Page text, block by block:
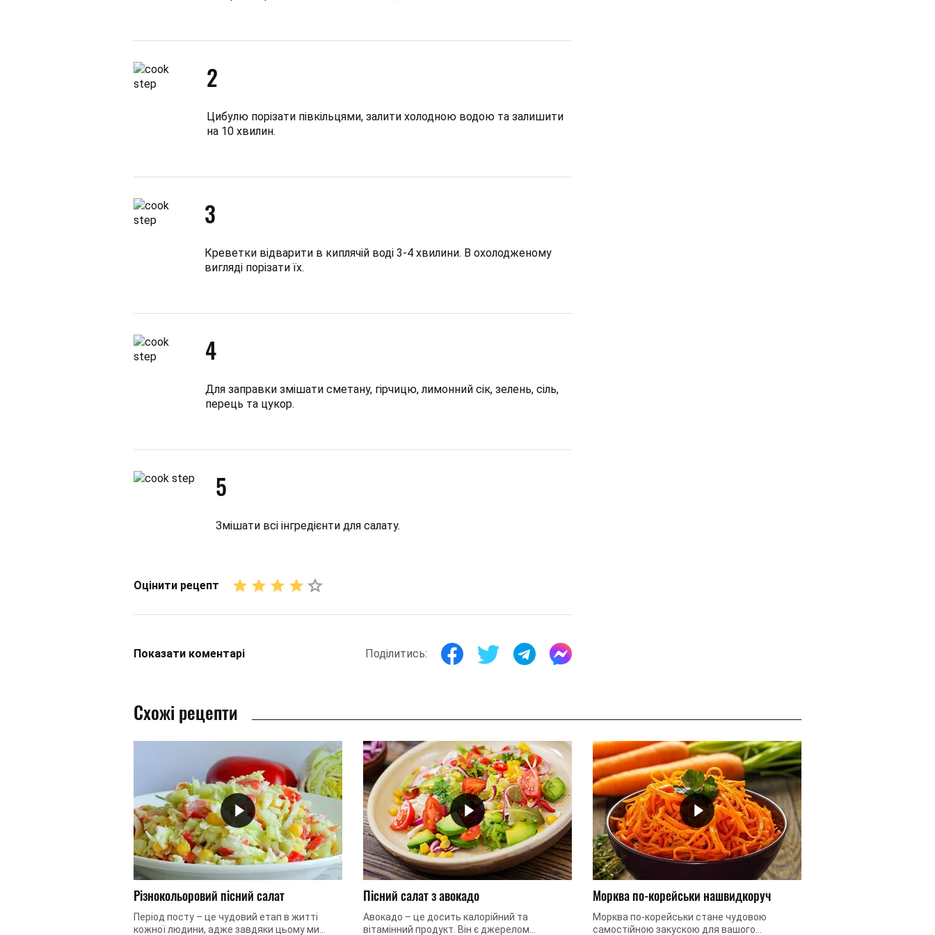
2
Цибулю порізати півкільцями, залити холодною водою та залишити
на 10 хвилин.
3
Креветки відварити в киплячій воді 3-4 хвилини. В охолодженому
вигляді порізати їх.
4
Для заправки змішати сметану, гірчицю, лимонний сік, зелень, сіль,
перець та цукор.
5
Змішати всі інгредієнти для салату.
Оцінити рецепт
Показати коментарі Поділитись:
Схожі рецепти
Різнокольоровий пісний салат
Період посту – це чудовий етап в житті
кожної людини, адже завдяки цьому ми
Пісний салат з авокадо
Авокадо – це досить калорійний та
вітамінний продукт. Він є джерелом
Морква по-корейськи нашвидкоруч
Морква по-корейськи стане чудовою
самостійною закускою для вашого